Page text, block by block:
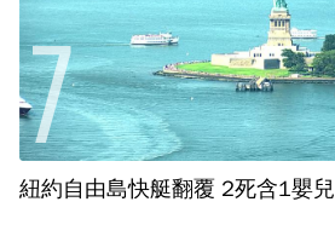
紐約自由島快艇翻覆 2死含1嬰兒